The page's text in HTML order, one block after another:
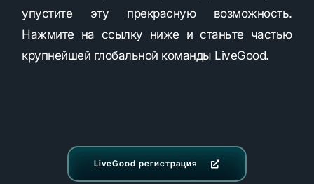
упустите эту прекрасную возможность.
Нажмите на ссылку ниже и станьте частью
крупнейшей глобальной команды LiveGood.
LiveGood регистрация